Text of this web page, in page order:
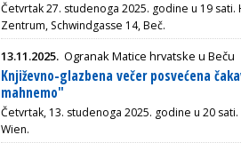
Četvrtak 27. studenoga 2025. godine u 19
Zentrum, Schwindgasse 14, Beč.
13.11.2025. Ogranak Matice hrvatske u Beču
Književno-glazbena večer posvećena
mahnemo"
Četvrtak, 13. studenoga 2025. godine u 20
Wien.